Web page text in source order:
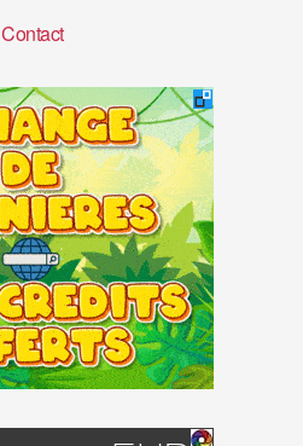
Contact